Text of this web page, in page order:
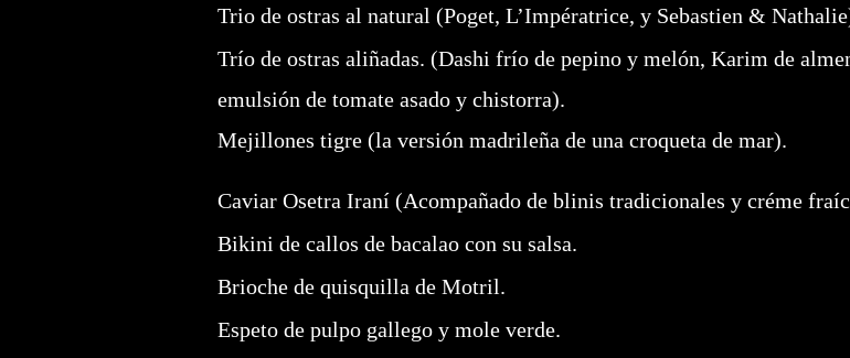
Trio de ostras al natural (Poget, L’Impératrice, y Sebastien &
Trío de ostras aliñadas. (Dashi frío de pepino y melón, Karim de
emulsión de tomate asado y chistorra).
Mejillones tigre (la versión madrileña de una croqueta de mar).
Caviar Osetra Iraní (Acompañado de blinis tradicionales y créme
Bikini de callos de bacalao con su salsa.
Brioche de quisquilla de Motril.
Espeto de pulpo gallego y mole verde.